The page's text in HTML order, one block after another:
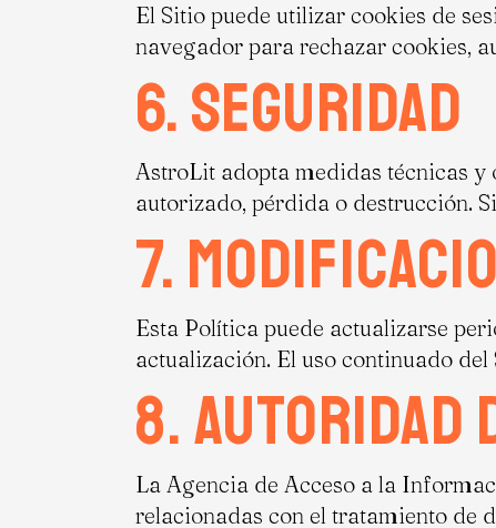
El Sitio puede utilizar cookies de
navegador para rechazar cookies,
6. Seguridad
AstroLit adopta medidas técnicas y
autorizado, pérdida o destrucción.
7.
Esta Política puede actualizarse
actualización. El uso continuado
8. Autoridad
La Agencia de Acceso a la
relacionadas con el tratamiento de